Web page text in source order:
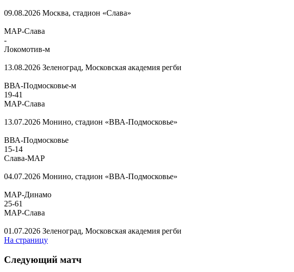
09.08.2026 Москва, стадион «Слава»
МАР-Слава
-
Локомотив-м
13.08.2026 Зеленоград, Московская академия регби
ВВА-Подмосковье-м
19-41
МАР-Слава
13.07.2026 Монино, стадион «ВВА-Подмосковье»
ВВА-Подмосковье
15-14
Слава-МАР
04.07.2026 Монино, стадион «ВВА-Подмосковье»
МАР-Динамо
25-61
МАР-Слава
01.07.2026 Зеленоград, Московская академия регби
На страницу
Следующий матч